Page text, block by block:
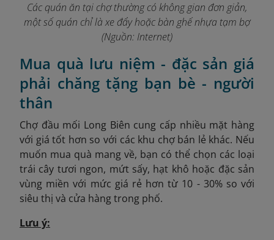
Các quán ăn tại chợ thường có không gian đơn giản,
một số quán chỉ là xe đẩy hoặc bàn ghế nhựa tạm bợ
(Nguồn: Internet)
Mua quà lưu niệm - đặc sản giá
phải chăng tặng bạn bè - người
thân
Chợ đầu mối Long Biên cung cấp nhiều mặt hàng
với giá tốt hơn so với các khu chợ bán lẻ khác. Nếu
muốn mua quà mang về, bạn có thể chọn các loại
trái cây tươi ngon, mứt sấy, hạt khô hoặc đặc sản
vùng miền với mức giá rẻ hơn từ 10 - 30% so với
siêu thị và cửa hàng trong phố.
Lưu ý: